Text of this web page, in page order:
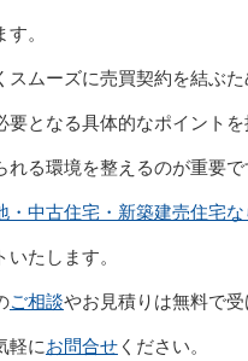
。
スムーズに売買契約を結ぶ
要となる具体的なポイント
れる環境を整えるのが重要で
・中古住宅・新築建売住宅
いたします。
ご相談やお見積りは無料で受
軽にお問合せください。